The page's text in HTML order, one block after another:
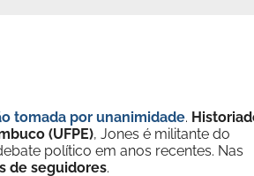
tomada por unanimidade.
(UFPE), Jones é militante do
político em anos recentes. Nas
de seguidores.